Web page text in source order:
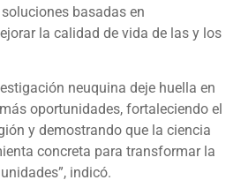
basadas en
la calidad de vida de las y los
neuquina deje huella en
oportunidades, fortaleciendo el
y demostrando que la ciencia
concreta para transformar la
indicó.